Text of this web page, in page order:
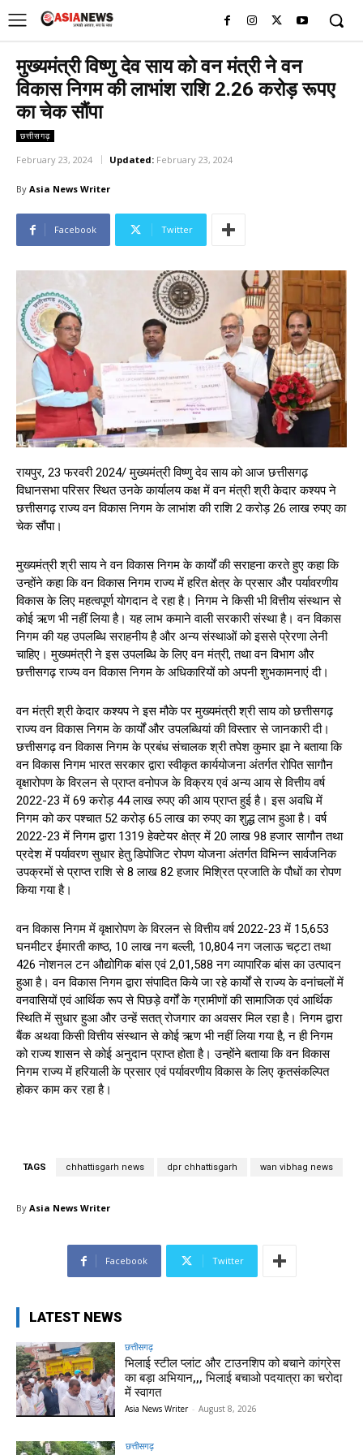
मुख्यमंत्री विष्णु देव साय को वन मंत्री ने वन
विकास निगम की लाभांश राशि 2.26 करोड़ रूपए
का चेक सौंपा
छत्तीसगढ़
February 23, 2024 Updated: February 23, 2024
By Asia News Writer
Facebook Twitter
रायपुर, 23 फरवरी 2024/ मुख्यमंत्री विष्णु देव साय को आज छत्तीसगढ़
विधानसभा परिसर स्थित उनके कार्यालय कक्ष में वन मंत्री श्री केदार कश्यप ने
छत्तीसगढ़ राज्य वन विकास निगम के लाभांश की राशि 2 करोड़ 26 लाख रुपए का
चेक सौंपा।
मुख्यमंत्री श्री साय ने वन विकास निगम के कार्यों की सराहना करते हुए कहा कि
उन्होंने कहा कि वन विकास निगम राज्य में हरित क्षेत्र के प्रसार और पर्यावरणीय
विकास के लिए महत्वपूर्ण योगदान दे रहा है। निगम ने किसी भी वित्तीय संस्थान से
कोई ऋण भी नहीं लिया है। यह लाभ कमाने वाली सरकारी संस्था है। वन विकास
निगम की यह उपलब्धि सराहनीय है और अन्य संस्थाओं को इससे प्रेरणा लेनी
चाहिए। मुख्यमंत्री ने इस उपलब्धि के लिए वन मंत्री, तथा वन विभाग और
छत्तीसगढ़ राज्य वन विकास निगम के अधिकारियों को अपनी शुभकामनाएं दी।
वन मंत्री श्री केदार कश्यप ने इस मौके पर मुख्यमंत्री श्री साय को छत्तीसगढ़
राज्य वन विकास निगम के कार्यों और उपलब्धियां की विस्तार से जानकारी दी।
छत्तीसगढ़ वन विकास निगम के प्रबंध संचालक श्री तपेश कुमार झा ने बताया कि
वन विकास निगम भारत सरकार द्वारा स्वीकृत कार्ययोजना अंतर्गत रोपित सागौन
वृक्षारोपण के विरलन से प्राप्त वनोपज के विक्रय एवं अन्य आय से वित्तीय वर्ष
2022-23 में 69 करोड़ 44 लाख रुपए की आय प्राप्त हुई है। इस अवधि में
निगम को कर पश्चात 52 करोड़ 65 लाख का रुपए का शुद्ध लाभ हुआ है। वर्ष
2022-23 में निगम द्वारा 1319 हेक्टेयर क्षेत्र में 20 लाख 98 हजार सागौन तथा
प्रदेश में पर्यावरण सुधार हेतु डिपोजिट रोपण योजना अंतर्गत विभिन्न सार्वजनिक
उपक्रमों से प्राप्त राशि से 8 लाख 82 हजार मिश्रित प्रजाति के पौधों का रोपण
किया गया है।
वन विकास निगम में वृक्षारोपण के विरलन से वित्तीय वर्ष 2022-23 में 15,653
घनमीटर ईमारती काष्ठ, 10 लाख नग बल्ली, 10,804 नग जलाऊ चट्टा तथा
426 नोशनल टन औद्योगिक बांस एवं 2,01,588 नग व्यापारिक बांस का उत्पादन
हुआ है। वन विकास निगम द्वारा संपादित किये जा रहे कार्यों से राज्य के वनांचलों में
वनवासियों एवं आर्थिक रूप से पिछड़े वर्गों के ग्रामीणों की सामाजिक एवं आर्थिक
स्थिति में सुधार हुआ और उन्हें सतत् रोजगार का अवसर मिल रहा है। निगम द्वारा
बैंक अथवा किसी वित्तीय संस्थान से कोई ऋण भी नहीं लिया गया है, न ही निगम
को राज्य शासन से कोई अनुदान प्राप्त होता है। उन्होंने बताया कि वन विकास
निगम राज्य में हरियाली के प्रसार एवं पर्यावरणीय विकास के लिए कृतसंकल्पित
होकर काम कर रहा है।
TAGS chhattisgarh news dpr chhattisgarh wan vibhag news
By Asia News Writer
Facebook Twitter
LATEST NEWS
छत्तीसगढ़
भिलाई स्टील प्लांट और टाउनशिप को बचाने कांग्रेस
का बड़ा अभियान,,, भिलाई बचाओ पदयात्रा का चरोदा
में स्वागत
Asia News Writer - August 8, 2026
छत्तीसगढ़